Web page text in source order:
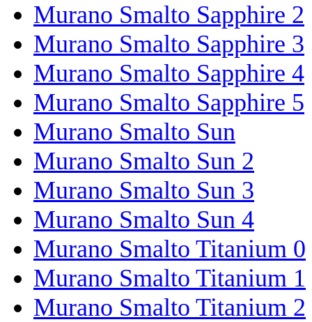
Murano Smalto Sapphire 2
Murano Smalto Sapphire 3
Murano Smalto Sapphire 4
Murano Smalto Sapphire 5
Murano Smalto Sun
Murano Smalto Sun 2
Murano Smalto Sun 3
Murano Smalto Sun 4
Murano Smalto Titanium 0
Murano Smalto Titanium 1
Murano Smalto Titanium 2